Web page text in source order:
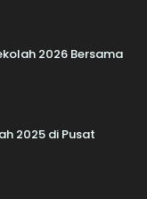
2026 Bersama
2025 di Pusat